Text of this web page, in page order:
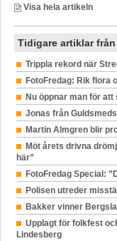
Visa hela artikeln
Tidigare artiklar
Trippla rekord när
FotoFredag: Rik flora
Nu öppnar man för
Jonas från
Martin Almgren blir
Möt årets drivna
här”
FotoFredag Special:
Polisen utreder
Bakker vinner
Upplagt för folkfest
Lindesberg